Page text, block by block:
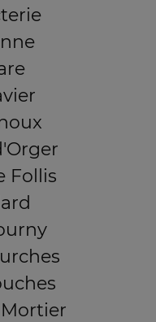
Follis